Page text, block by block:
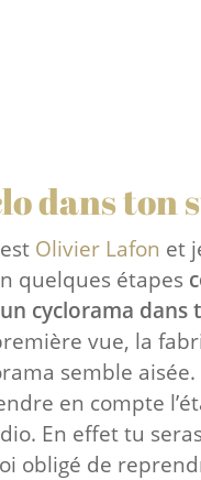
dans ton
Olivier Lafon et
quelques étapes
cyclorama dans
vue, la
semble
en compte
En effet tu
obligé de